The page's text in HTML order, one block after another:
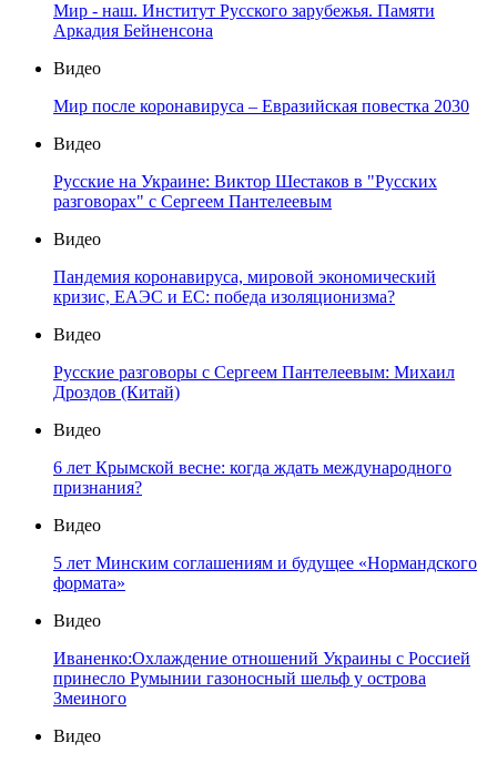
Мир - наш. Институт Русского зарубежья. Памяти
Аркадия Бейненсона
Видео
Мир после коронавируса – Евразийская повестка 2030
Видео
Русские на Украине: Виктор Шестаков в "Русских
разговорах" с Сергеем Пантелеевым
Видео
Пандемия коронавируса, мировой экономический
кризис, ЕАЭС и ЕС: победа изоляционизма?
Видео
Русские разговоры с Сергеем Пантелеевым: Михаил
Дроздов (Китай)
Видео
6 лет Крымской весне: когда ждать международного
признания?
Видео
5 лет Минским соглашениям и будущее «Нормандского
формата»
Видео
Иваненко:Охлаждение отношений Украины с Россией
принесло Румынии газоносный шельф у острова
Змеиного
Видео